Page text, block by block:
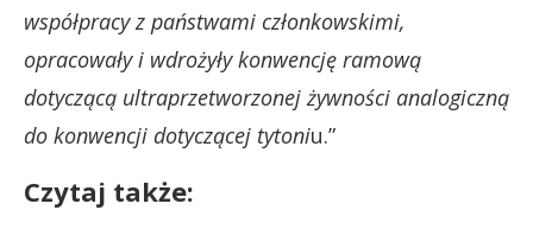
współpracy z państwami członkowskimi,
opracowały i wdrożyły konwencję ramową
dotyczącą ultraprzetworzonej żywności analogiczną
do konwencji dotyczącej tytoniu.”
Czytaj także: